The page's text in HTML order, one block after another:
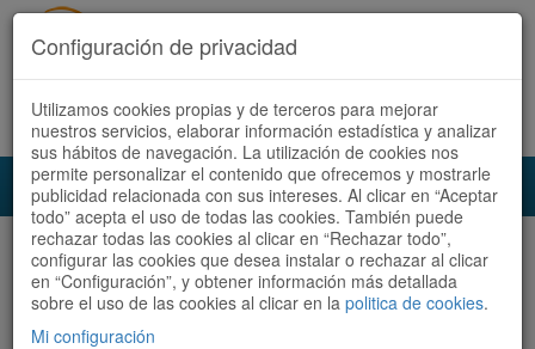
Accedeix Registra't ara Español Català
Audioruta Totes les rutes
Totes les rutes Ordenar per: Més recents / Dificultat
Configuración de privacidad
Utilizamos cookies propias y de terceros para mejorar
nuestros servicios, elaborar información estadística y analizar
sus hábitos de navegación. La utilización de cookies nos
permite personalizar el contenido que ofrecemos y mostrarle
publicidad relacionada con sus intereses. Al clicar en “Aceptar
todo” acepta el uso de todas las cookies. También puede
rechazar todas las cookies al clicar en “Rechazar todo”,
configurar las cookies que desea instalar o rechazar al clicar
en “Configuración”, y obtener información más detallada
sobre el uso de las cookies al clicar en la politica de cookies.
Mi configuración